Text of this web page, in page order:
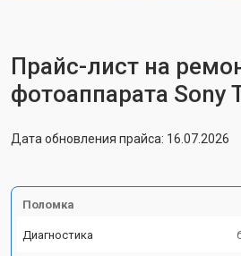
Прайс-лист на
фотоаппарата Sony
Дата обновления прайса: 16.07.2026
Поломка
Диагностика